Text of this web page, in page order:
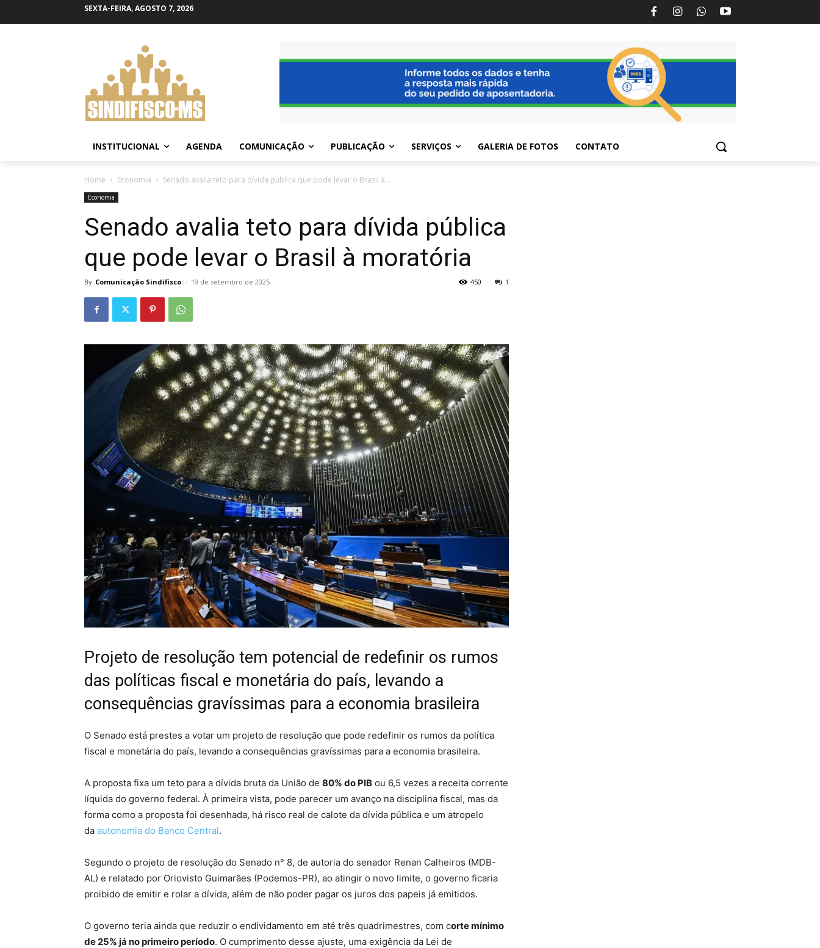
SEXTA-FEIRA, AGOSTO 7, 2026
INSTITUCIONAL AGENDA COMUNICAÇÃO PUBLICAÇÃO SERVIÇOS GALERIA DE FOTOS CONTATO
Home Economia Senado avalia teto para dívida pública que pode levar o Brasil à...
Economia
Senado avalia teto para dívida pública
que pode levar o Brasil à moratória
By Comunicação Sindifisco - 19 de setembro de 2025 1
450
Projeto de resolução tem potencial de redefinir os rumos
das políticas fiscal e monetária do país, levando a
consequências gravíssimas para a economia brasileira
O Senado está prestes a votar um projeto de resolução que pode redefinir os rumos da política
fiscal e monetária do país, levando a consequências gravíssimas para a economia brasileira.
A proposta fixa um teto para a dívida bruta da União de 80% do PIB ou 6,5 vezes a receita corrente
líquida do governo federal. À primeira vista, pode parecer um avanço na disciplina fiscal, mas da
forma como a proposta foi desenhada, há risco real de calote da dívida pública e um atropelo
da autonomia do Banco Central.
Segundo o projeto de resolução do Senado n° 8, de autoria do senador Renan Calheiros (MDB-
AL) e relatado por Oriovisto Guimarães (Podemos-PR), ao atingir o novo limite, o governo ficaria
proibido de emitir e rolar a dívida, além de não poder pagar os juros dos papeis já emitidos.
O governo teria ainda que reduzir o endividamento em até três quadrimestres, com corte mínimo
de 25% já no primeiro período. O cumprimento desse ajuste, uma exigência da Lei de